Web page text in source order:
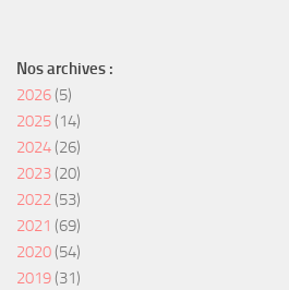
Nos archives :
2026 (5)
2025 (14)
2024 (26)
2023 (20)
2022 (53)
2021 (69)
2020 (54)
2019 (31)